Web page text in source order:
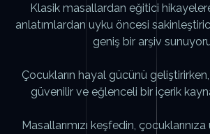
Klasik masallardan eğitici
anlatımlardan uyku öncesi
geniş bir arşiv
Çocukların hayal gücünü
güvenilir ve eğlenceli bir içerik
Masallarımızı keşfedin,